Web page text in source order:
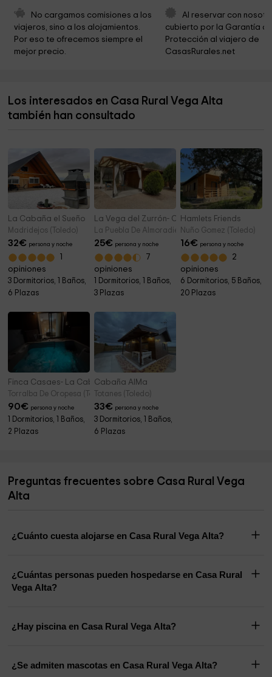
No cargamos comisiones a los
viajeros, sino a los alojamientos.
Por eso te ofrecemos siempre el
mejor precio.
Al reservar con
cubierto por la Garantía
Protección al viajero de
CasasRurales.net
Los interesados en Casa Rural Vega Alta
también han consultado
La Cabaña el Sueño
Madridejos (Toledo)
32€ persona y noche
opiniones
3 Dormitorios, 1 Baños,
6 Plazas
La Vega del Zurrón- Casa Roja
La Puebla De Almoradiel (Toledo)
25€ persona y noche
7
opiniones
1 Dormitorios, 1 Baños,
3 Plazas
Hamlets Friends
Nuño Gomez (Toledo)
16€ persona y noche
2
opiniones
6 Dormitorios, 5 Baños,
20 Plazas
Finca Casaes- La Cabaña del Corazón
Torralba De Oropesa (Toledo)
90€ persona y noche
1 Dormitorios, 1 Baños,
2 Plazas
Cabaña AlMa
Totanes (Toledo)
33€ persona y noche
3 Dormitorios, 1 Baños,
6 Plazas
Preguntas frecuentes sobre Casa Rural Vega
Alta
¿Cuánto cuesta alojarse en Casa Rural Vega Alta?
¿Cuántas personas pueden hospedarse en Casa Rural
Vega Alta?
¿Hay piscina en Casa Rural Vega Alta?
¿Se admiten mascotas en Casa Rural Vega Alta?